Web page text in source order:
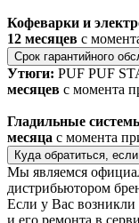
Кофеварки и
12 месяцев с
Срок гарантийного
Утюги: PUF PUF
месяцев с момента
Гладильные
месяца с момента
Куда обратиться,
Мы являемся
дистрибьютором
Если у Вас
и его ремонта в